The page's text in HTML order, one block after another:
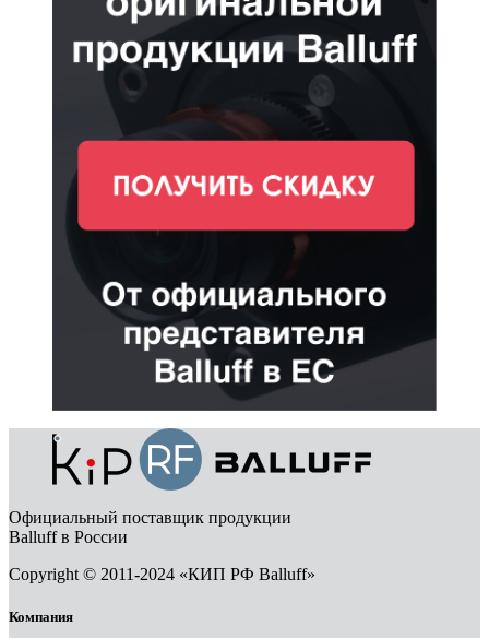
Официальный поставщик продукции
Balluff в России
Copyright © 2011-2024 «КИП РФ Balluff»
Компания